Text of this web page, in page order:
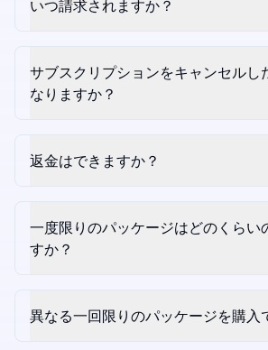
いつ請求されますか？
サブスクリプションをキャンセルし
なりますか？
返金はできますか？
一度限りのパッケージはどのくらい
すか？
異なる一回限りのパッケージを購入